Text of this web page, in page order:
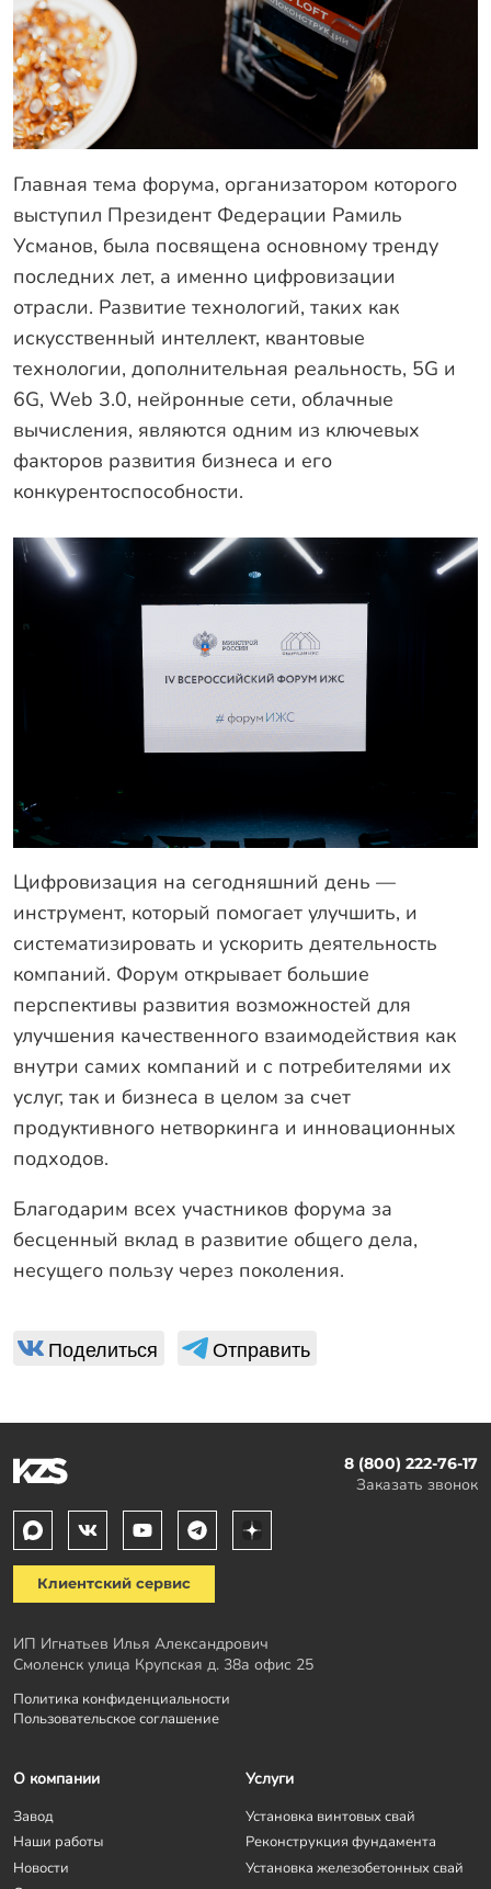
Главная тема форума, организатором которого
выступил Президент Федерации Рамиль
Усманов, была посвящена основному тренду
последних лет, а именно цифровизации
отрасли. Развитие технологий, таких как
искусственный интеллект, квантовые
технологии, дополнительная реальность, 5G и
6G, Web 3.0, нейронные сети, облачные
вычисления, являются одним из ключевых
факторов развития бизнеса и его
конкурентоспособности.
Цифровизация на сегодняшний день —
инструмент, который помогает улучшить, и
систематизировать и ускорить деятельность
компаний. Форум открывает большие
перспективы развития возможностей для
улучшения качественного взаимодействия как
внутри самих компаний и с потребителями их
услуг, так и бизнеса в целом за счет
продуктивного нетворкинга и инновационных
подходов.
Благодарим всех участников форума за
бесценный вклад в развитие общего дела,
несущего пользу через поколения.
Поделиться Отправить
8 (800) 222-76-17
Заказать звонок
Клиентский сервис
ИП Игнатьев Илья Александрович
Смоленск улица Крупская д. 38а офис 25
Политика конфиденциальности
Пользовательское соглашение
О компании
Завод
Наши работы
Новости
Услуги
Установка винтовых свай
Реконструкция фундамента
Установка железобетонных свай